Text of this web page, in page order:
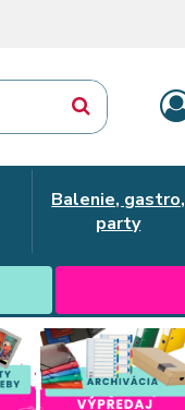
Balenie, gastro,
party